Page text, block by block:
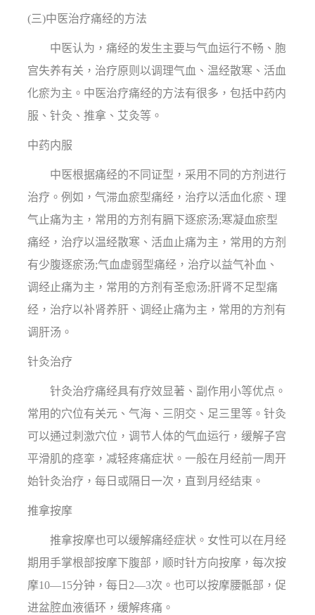
(三)中医治疗痛经的方法
中医认为，痛经的发生主要与气血运行不畅、胞
宫失养有关，治疗原则以调理气血、温经散寒、活血
化瘀为主。中医治疗痛经的方法有很多，包括中药内
服、针灸、推拿、艾灸等。
中药内服
中医根据痛经的不同证型，采用不同的方剂进行
治疗。例如，气滞血瘀型痛经，治疗以活血化瘀、理
气止痛为主，常用的方剂有膈下逐瘀汤;寒凝血瘀型
痛经，治疗以温经散寒、活血止痛为主，常用的方剂
有少腹逐瘀汤;气血虚弱型痛经，治疗以益气补血、
调经止痛为主，常用的方剂有圣愈汤;肝肾不足型痛
经，治疗以补肾养肝、调经止痛为主，常用的方剂有
调肝汤。
针灸治疗
针灸治疗痛经具有疗效显著、副作用小等优点。
常用的穴位有关元、气海、三阴交、足三里等。针灸
可以通过刺激穴位，调节人体的气血运行，缓解子宫
平滑肌的痉挛，减轻疼痛症状。一般在月经前一周开
始针灸治疗，每日或隔日一次，直到月经结束。
推拿按摩
推拿按摩也可以缓解痛经症状。女性可以在月经
期用手掌根部按摩下腹部，顺时针方向按摩，每次按
摩10—15分钟，每日2—3次。也可以按摩腰骶部，促
进盆腔血液循环，缓解疼痛。